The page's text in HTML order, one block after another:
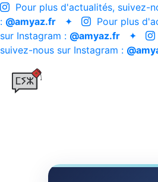
Pour plus d'actualités, suivez-
: @amyaz.fr ✦
Pour plus
sur Instagram : @amyaz.fr ✦
suivez-nous sur Instagram :